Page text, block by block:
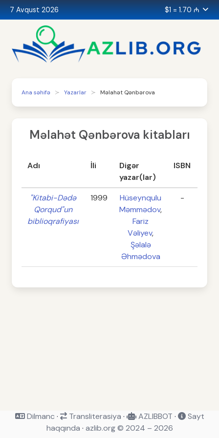
7 Avqust 2026 $1 = 1.70 ₼
Ana səhifə Yazarlar Məlahət Qənbərova
Məlahət Qənbərova kitabları
Adı İli
Digər
yazar(lar)
ISBN
"Kitabi-Dədə
Qorqud"un
biblioqrafiyası
1999
Hüseynqulu
Məmmədov,
Fariz
Vəliyev,
Şəlalə
Əhmədova
-
Dilmanc · Transliterasiya · AZLIBBOT ·
Sayt
haqqında · azlib.org © 2024 – 2026